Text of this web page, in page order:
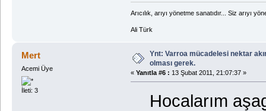
Arıcılık, arıyı yönetme sanatıdır... Siz arıyı
Ali Türk
Mert
Acemi Üye
İleti: 3
Ynt: Varroa mücadelesi nektar
olması gerek.
« Yanıtla #6 : 13 Şubat 2011, 21:07:37 »
Hocalarım